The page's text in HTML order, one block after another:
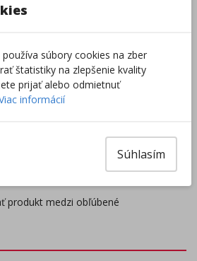
za
na podporu vzdelávania.
40,00€ a získate
produkt medzi obľúbené
súbory cookies na zber
štatistiky na zlepšenie kvality
prijať alebo odmietnuť
informácií
Súhlasím